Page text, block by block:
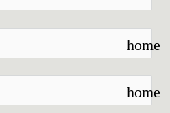
home
home